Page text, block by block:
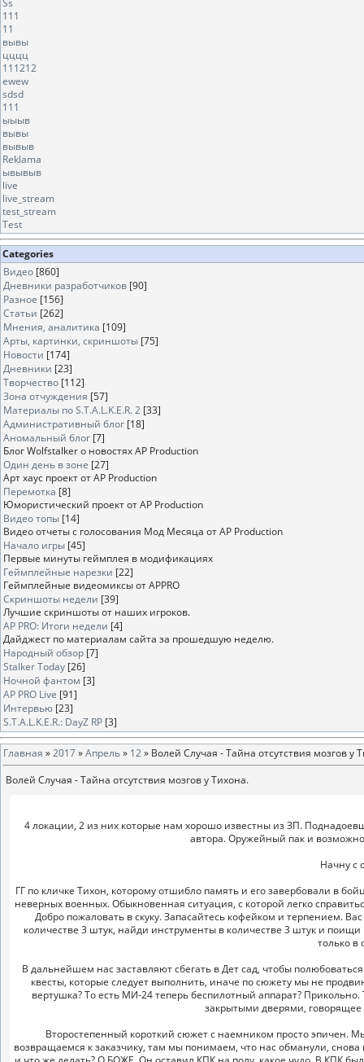
Ss
111
11
вывы
цццц
111212
ewew
sdsd
111
ыыыв
вывы
вывыв
Reklama
ывывыв
live
live_stream
test_stream
Test
Categories
Видео [860]
Дневники разработчиков [90]
Разное [156]
Статьи [262]
Мнения, аналитика [109]
Арты, картинки, скриншоты [75]
Новости [174]
Дневники [23]
Творчество [112]
Зона отчуждения [57]
Материалы по S.T.A.L.K.E.R. 2 [33]
Административный блог [18]
Аномальный блог [7]
Блог Wolfstalker о новостях AP Production
Один день в зоне [27]
Арт хаус проект от AP Production
Перемотка [8]
Юмористический проект от AP Production
Видео топы [14]
Видео отчеты с голосования Мод Месяца от AP Production
Начало игры [45]
Первые минуты геймплея в модификациях
Геймплейные нарезки [22]
Геймплейные видеомиксы от APPRO
Скриншоты недели [39]
Лучшие скриншоты от наших игроков.
AP PRO: Итоги недели [4]
Дайджест по материалам сайта за прошедшую неделю.
Народный обзор [7]
Stalker Today [26]
Ночной фантом [3]
AP PRO Live [91]
Интервью [23]
S.T.A.L.K.E.R.: DayZ RP [3]
Главная »2017»Апрель» 12» Волей Случая - Тайна отсутствия мозгов у
Волей Случая - Тайна отсутствия мозгов у Тихона.
4 локации, 2 из них которые нам хорошо известны из ЗП.
автора. Оружейный пак и
Начну с
ГГ по кличке Тихон, которому отшибло память и его завербовали в
неверных военных. Обыкновенная ситуация, с которой легко
Добро пожаловать в скуку. Запасайтесь кофейком и терпением.
количестве 3 штук, найди инструменты в количестве 3 штук и
только
В дальнейшем нас заставляют сбегать в Дет сад, чтобы
квесты, которые следует выполнить, иначе по сюжету мы не
вертушка? То есть МИ-24 теперь беспилотный аппарат?
закрытыми дверями,
Второстепенный короткий сюжет с наемником просто эпичен.
возвращаемся к заказчику, там мы понимаем, что нас обманули,